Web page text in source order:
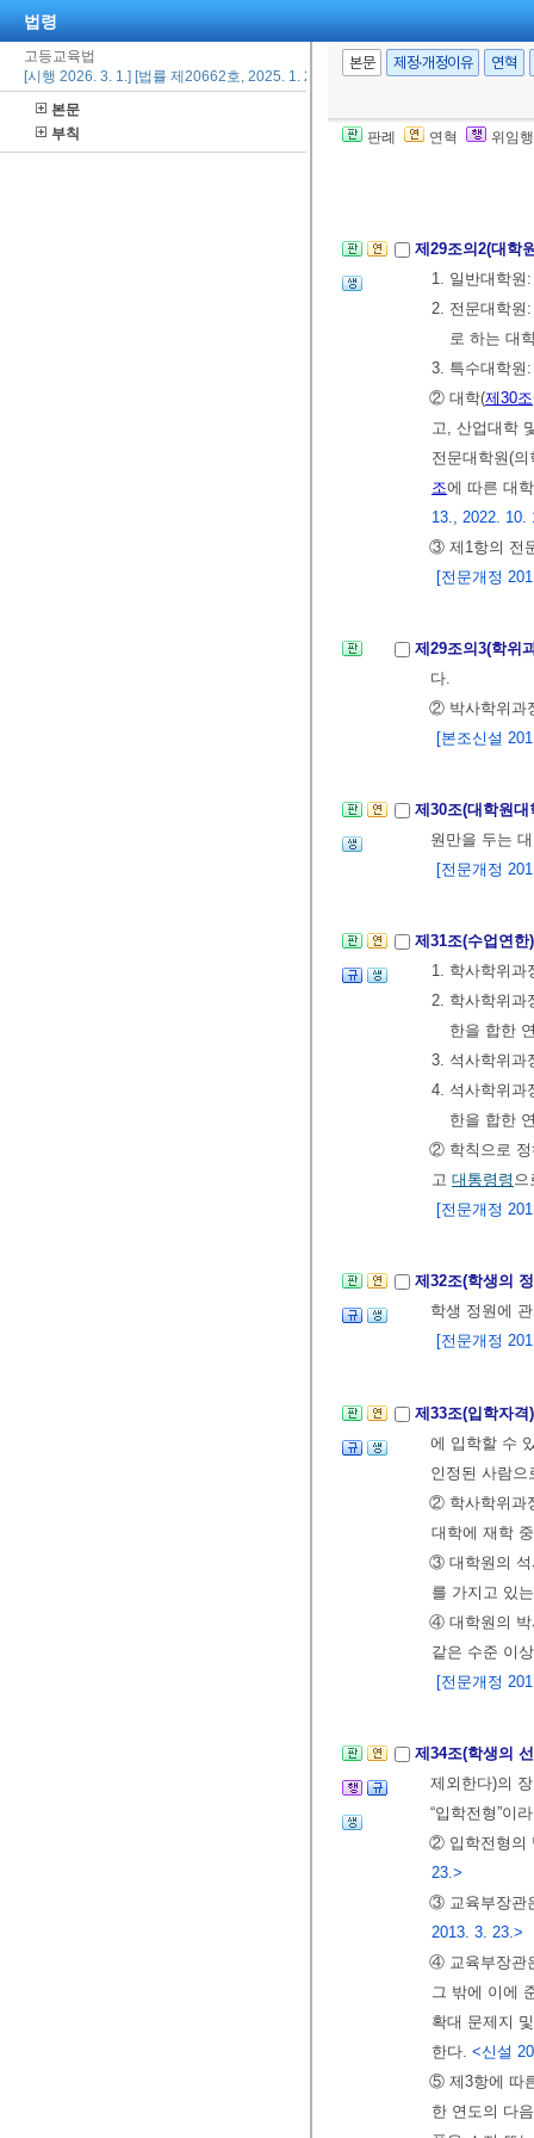
법령
고등교육법
[시행 2026. 3. 1.] [법률 제20662호, 2025. 1. 21., 일부개정]
본문
부칙
본문 제정·개정이유 연혁
판례 연혁 위임
수 있다. 다만,
② 대학원에는
③ 대학에 두
제29조의2(대학
1. 일반대학원
2. 전문대학원
로 하는 대
3. 특수대학원
② 대학(제30조
고, 산업대학
전문대학원(
조에 따른 대
13., 2022. 10.
③ 제1항의 전
[전문개정
제29조의3(학위
다.
② 박사학위과
[본조신설
제30조(대학원
원만을 두는
[전문개정
제31조(수업연
1. 학사학위과
2. 학사학위과
한을 합한
3. 석사학위과
4. 석사학위과
한을 합한
② 학칙으로 정
고 대통령령 으
[전문개정
제32조(학생의
학생 정원에
[전문개정
제33조(입학자
에 입학할 수
인정된 사람으
② 학사학위과
대학에 재학
③ 대학원의 석
를 가지고 있
④ 대학원의 박
같은 수준 이
[전문개정
제34조(학생의
제외한다)의
“입학전형”이
② 입학전형의
23.>
③ 교육부장관
2013. 3. 23.>
④ 교육부장관
그 밖에 이에
확대 문제지
한다. <신설
⑤ 제3항에 따
한 연도의 다